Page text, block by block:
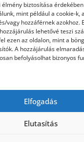
biztosítása
mint például a cookie-k,
vagy hozzáférnek azokhoz.
lehetővé teszi
ezen az oldalon, mint a
A hozzájárulás
befolyásolhat bizonyos
Elfogadás
Elutasítás